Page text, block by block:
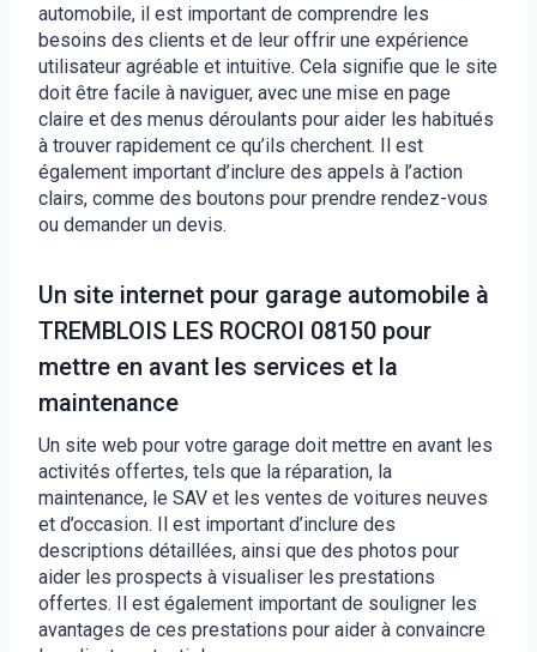
automobile, il est important de comprendre les
besoins des clients et de leur offrir une expérience
utilisateur agréable et intuitive. Cela signifie que le site
doit être facile à naviguer, avec une mise en page
claire et des menus déroulants pour aider les habitués
à trouver rapidement ce qu’ils cherchent. Il est
également important d’inclure des appels à l’action
clairs, comme des boutons pour prendre rendez-vous
ou demander un devis.
Un site internet pour garage automobile à
TREMBLOIS LES ROCROI 08150 pour
mettre en avant les services et la
maintenance
Un site web pour votre garage doit mettre en avant les
activités offertes, tels que la réparation, la
maintenance, le SAV et les ventes de voitures neuves
et d’occasion. Il est important d’inclure des
descriptions détaillées, ainsi que des photos pour
aider les prospects à visualiser les prestations
offertes. Il est également important de souligner les
avantages de ces prestations pour aider à convaincre